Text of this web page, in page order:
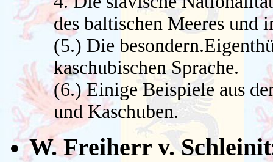
des baltischen Meeres und
(5.) Die
kaschubischen Sprache.
(6.) Einige Beispiele aus
und Kaschuben.
W. Freiherr v.